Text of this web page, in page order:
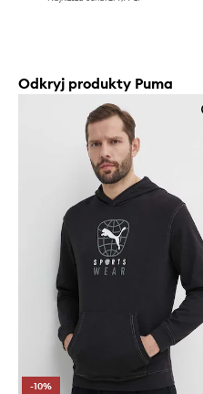
Odkryj produkty Puma
-10%